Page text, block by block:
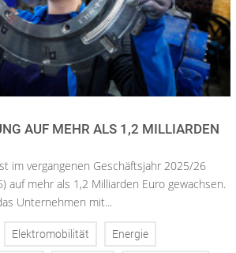
AUF MEHR ALS 1,2 MILLIARDEN
im vergangenen Geschäftsjahr 2025/26
auf mehr als 1,2 Milliarden Euro gewachsen.
Unternehmen mit...
Elektromobilität Energie